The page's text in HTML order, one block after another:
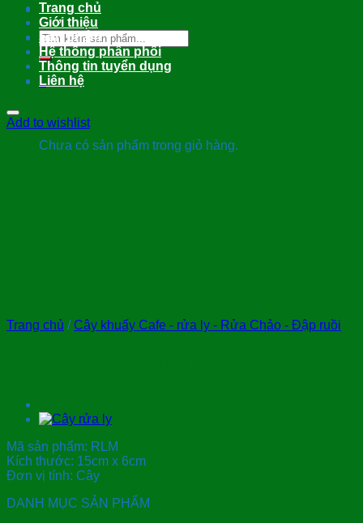
Tìm
kiếm:
0
Chưa có sản phẩm trong giỏ hàng.
Trang chủ
Giới thiệu
Sản phẩm
Hệ thống phân phối
Thông tin tuyển dụng
Liên hệ
Add to wishlist
Trang chủ / Cây khuấy Cafe - rửa ly - Rửa Chảo - Đập ruồi
Mã sản phẩm: RLM
Kích thước: 15cm x 6cm
Đơn vị tính: Cây
DANH MỤC SẢN PHẨM